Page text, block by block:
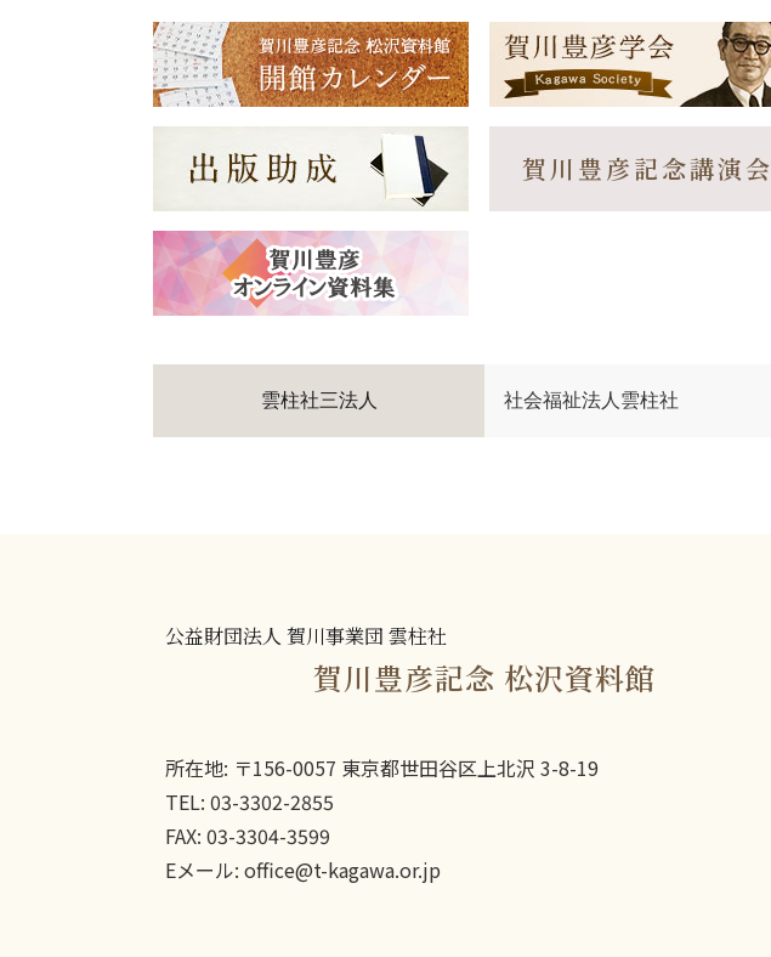
賀川豊彦記念講演会
雲柱社三法人 社会福祉法人雲柱社
公益財団法人 賀川事業団 雲柱社
賀川豊彦記念 松沢資料館
所在地: 〒156-0057 東京都世田谷区上北沢 3-8-19
TEL: 03-3302-2855
FAX: 03-3304-3599
Eメール: office@t-kagawa.or.jp